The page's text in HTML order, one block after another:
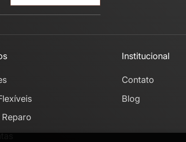
Institucional
Contato
Blog